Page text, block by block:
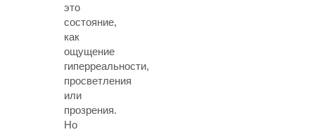
это
состояние,
как
ощущение
гиперреальности,
просветления
или
прозрения.
Но